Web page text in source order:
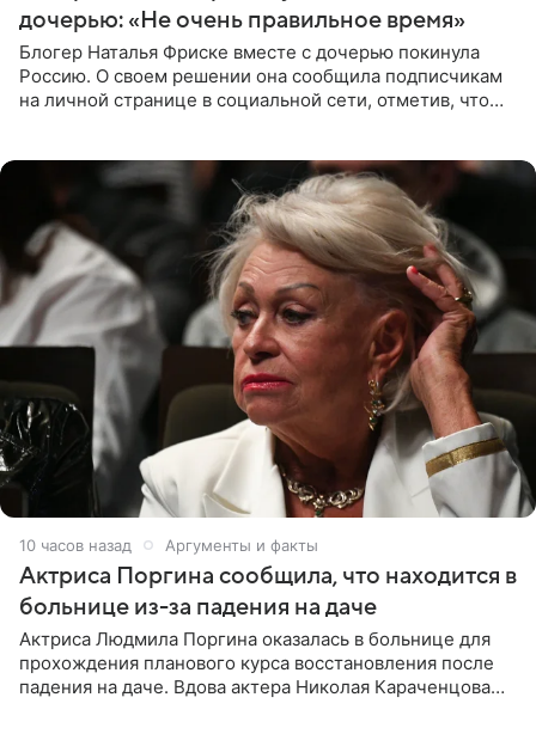
дочерью: «Не очень правильное время»
Блогер Наталья Фриске вместе с дочерью покинула
Россию. О своем решении она сообщила подписчикам
на личной странице в социальной сети, отметив, что
10 часов назад Аргументы и факты
Актриса Поргина сообщила, что находится в
больнице из-за падения на даче
Актриса Людмила Поргина оказалась в больнице для
прохождения планового курса восстановления после
падения на даче. Вдова актера Николая Караченцова